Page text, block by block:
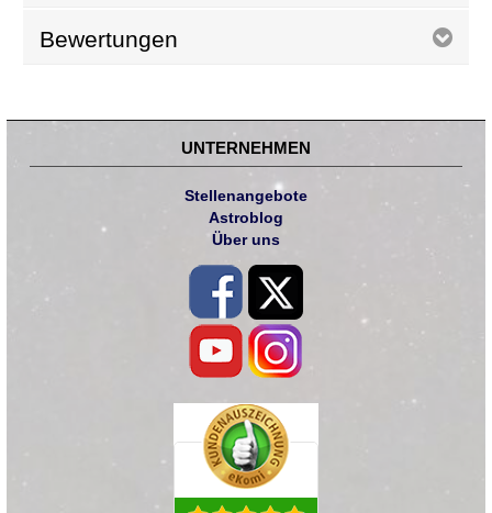
Bewertungen
UNTERNEHMEN
Stellenangebote
Astroblog
Über uns